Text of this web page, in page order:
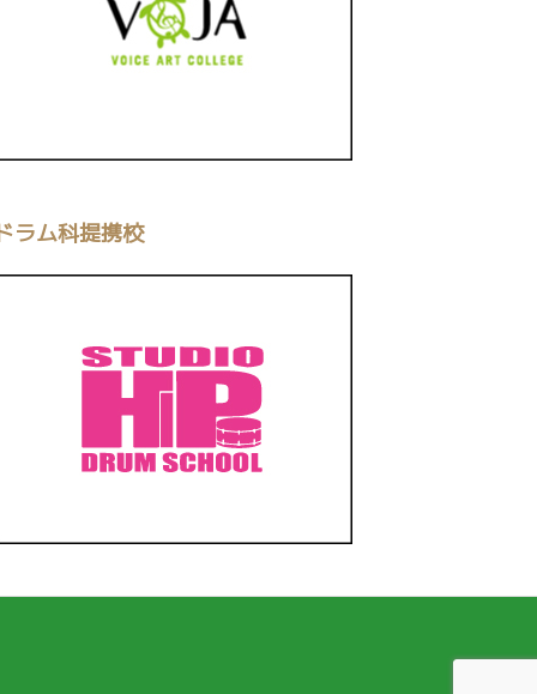
ラム科提携校